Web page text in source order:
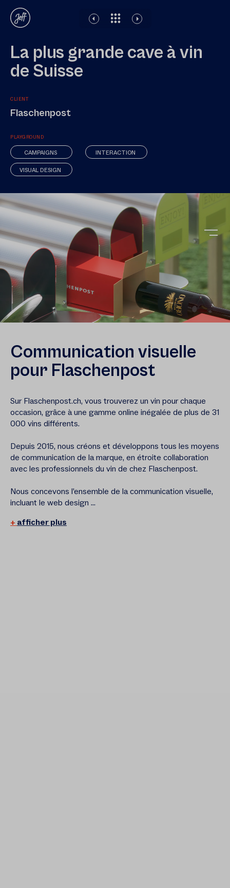
Politique de confidentialité
La plus grande cave à vin
de Suisse
CLIENT
Flaschenpost
PLAYGROUND
CAMPAIGNS INTERACTION
VISUAL DESIGN
Communication visuelle
pour Flaschenpost
Sur Flaschenpost.ch, vous trouverez un vin pour chaque
occasion, grâce à une gamme online inégalée de plus de 31
000 vins différents.
Depuis 2015, nous créons et développons tous les moyens
de communication de la marque, en étroite collaboration
avec les professionnels du vin de chez Flaschenpost.
Nous concevons l’ensemble de la communication visuelle,
incluant le web design ...
afficher plus